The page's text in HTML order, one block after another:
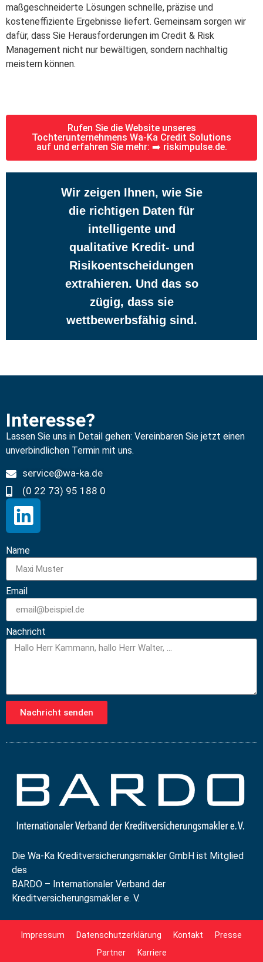
maßgeschneiderte Lösungen schnelle, präzise und
kosteneffiziente Ergebnisse liefert. Gemeinsam sorgen wir
dafür, dass Sie Herausforderungen im Credit & Risk
Management nicht nur bewältigen, sondern nachhaltig
meistern können.
Rufen Sie die Website unseres
Tochterunternehmens Wa-Ka Credit Solutions
auf und erfahren Sie mehr: ➡️ riskimpulse.de.
Wir zeigen Ihnen, wie Sie
die richtigen Daten für
intelligente und
qualitative Kredit- und
Risikoentscheidungen
extrahieren. Und das so
zügig, dass sie
wettbewerbsfähig sind.
Interesse?
Lassen Sie uns in Detail gehen: Vereinbaren Sie jetzt einen
unverbindlichen Termin mit uns.
service@wa-ka.de
(0 22 73) 95 188 0
Name
Email
Nachricht
Nachricht senden
Die Wa-Ka Kreditversicherungsmakler GmbH ist Mitglied
des
BARDO – Internationaler Verband der
Kreditversicherungsmakler e. V.
Impressum Datenschutzerklärung Kontakt
Presse
Partner
Karriere